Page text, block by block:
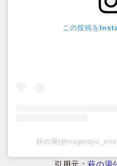
この投稿を
萩の湯